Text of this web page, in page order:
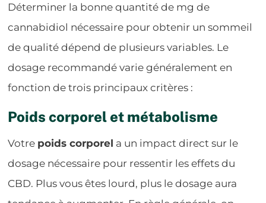
Déterminer la bonne quantité de mg de
cannabidiol nécessaire pour obtenir un sommeil
de qualité dépend de plusieurs variables. Le
dosage recommandé varie généralement en
fonction de trois principaux critères :
Poids corporel et métabolisme
Votre poids corporel a un impact direct sur le
dosage nécessaire pour ressentir les effets du
CBD. Plus vous êtes lourd, plus le dosage aura